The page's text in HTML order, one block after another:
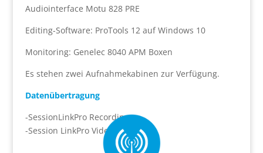
Audiointerface Motu 828 PRE
Editing-Software: ProTools 12 auf Windows 10
Monitoring: Genelec 8040 APM Boxen
Es stehen zwei Aufnahmekabinen zur Verfügung.
Datenübertragung
-SessionLinkPro Recording
-Session LinkPro Video